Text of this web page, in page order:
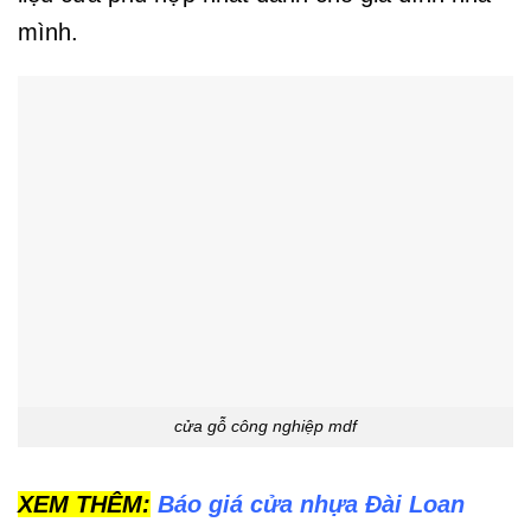
mình.
cửa gỗ công nghiệp mdf
XEM THÊM: Báo giá cửa nhựa Đài Loan